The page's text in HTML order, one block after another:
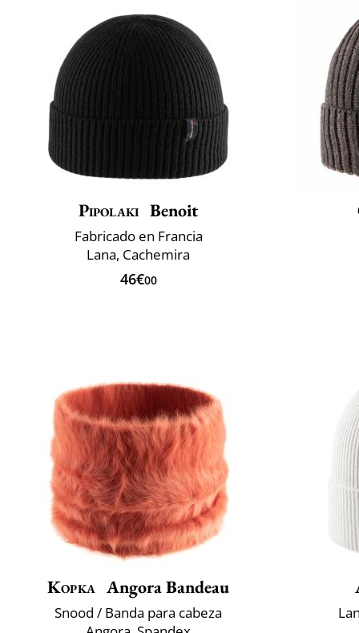
Pipolaki Benoit
Fabricado en Francia
Lana, Cachemira
46€00
Kopka Angora Bandeau
Snood / Banda para cabeza